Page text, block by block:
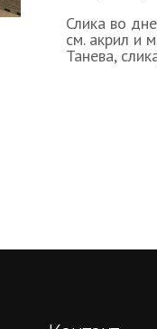
Слика во
см. акрил и
Танева,